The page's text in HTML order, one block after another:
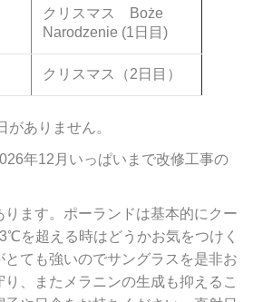
クリスマス Boże
Narodzenie (1日目)
クリスマス（2日目）
がありません。
年12月いっぱいまで改修工事の
ます。ポーランドは基本的にクー
を超える時はどうかお気をつけく
ても強いのでサングラスを是非お
、またメラニンの生成も抑えるこ